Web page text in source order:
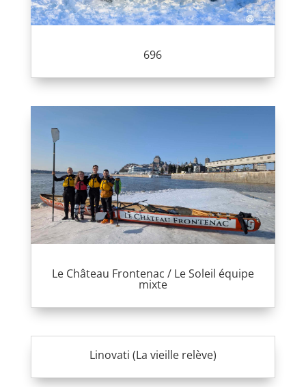
696
Le Château Frontenac / Le Soleil équipe
mixte
Linovati (La vieille relève)